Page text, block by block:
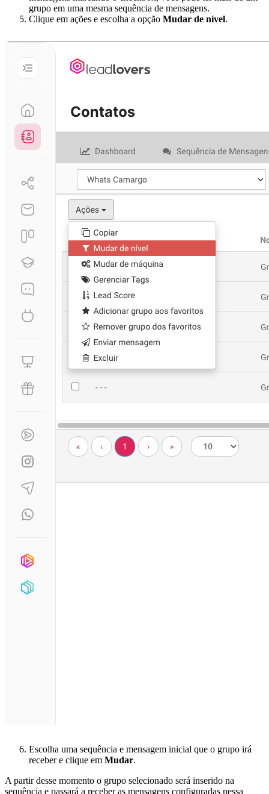
grupo em uma mesma sequência de mensagens.
Clique em ações e escolha a opção Mudar de nível.
Escolha uma sequência e mensagem inicial que o grupo irá
receber e clique em Mudar.
A partir desse momento o grupo selecionado será inserido na
sequência e passará a receber as mensagens configuradas nessa